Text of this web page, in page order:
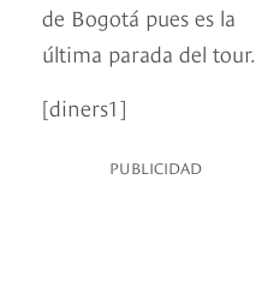
de Bogotá pues es la
última parada del tour.
[diners1]
PUBLICIDAD